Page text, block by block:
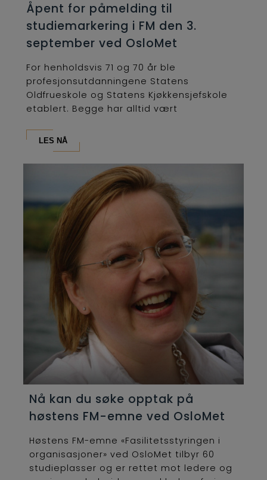
Åpent for påmelding til
studiemarkering i FM den 3.
september ved OsloMet
For henholdsvis 71 og 70 år ble
profesjonsutdanningene Statens
Oldfrueskole og Statens Kjøkkensjefskole
etablert. Begge har alltid vært
LES NÅ
Nå kan du søke opptak på
høstens FM-emne ved OsloMet
Høstens FM-emne «Fasilitetsstyringen i
organisasjoner» ved OsloMet tilbyr 60
studieplasser og er rettet mot ledere og